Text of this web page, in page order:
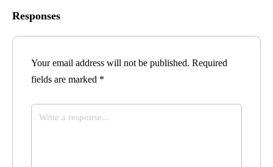
Responses
Your email address will not be published. Required
fields are marked *